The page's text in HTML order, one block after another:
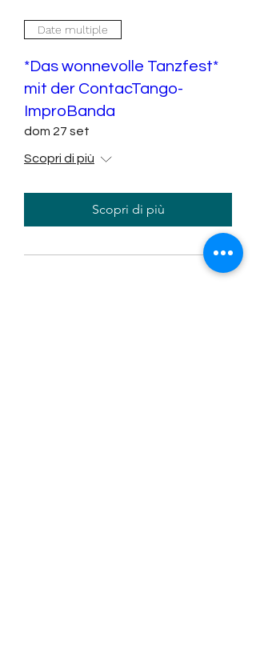
Date multiple
*Das wonnevolle Tanzfest*
mit der ContacTango-
ImproBanda
dom 27 set
Scopri di più
Scopri di più